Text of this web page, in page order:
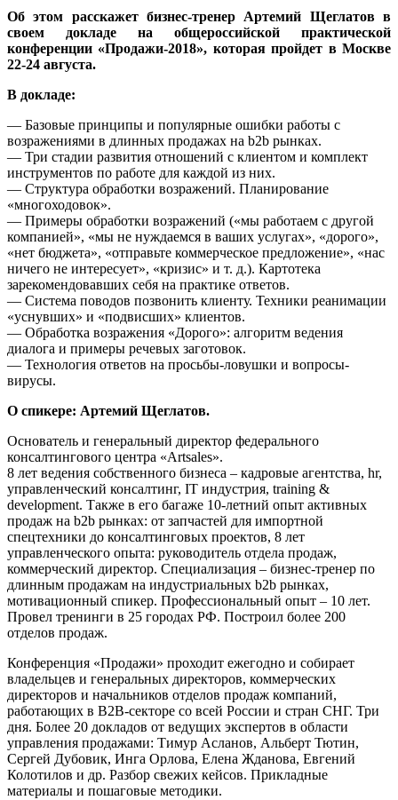
Об этом расскажет бизнес-тренер Артемий Щеглатов в
своем докладе на общероссийской практической
конференции «Продажи-2018», которая пройдет в Москве
22-24 августа.
В докладе:
— Базовые принципы и популярные ошибки работы с
возражениями в длинных продажах на b2b рынках.
— Три стадии развития отношений с клиентом и комплект
инструментов по работе для каждой из них.
— Структура обработки возражений. Планирование
«многоходовок».
— Примеры обработки возражений («мы работаем с другой
компанией», «мы не нуждаемся в ваших услугах», «дорого»,
«нет бюджета», «отправьте коммерческое предложение», «нас
ничего не интересует», «кризис» и т. д.). Картотека
зарекомендовавших себя на практике ответов.
— Система поводов позвонить клиенту. Техники реанимации
«уснувших» и «подвисших» клиентов.
— Обработка возражения «Дорого»: алгоритм ведения
диалога и примеры речевых заготовок.
— Технология ответов на просьбы-ловушки и вопросы-
вирусы.
О спикере: Артемий Щеглатов.
Основатель и генеральный директор федерального
консалтингового центра «Artsales».
8 лет ведения собственного бизнеса – кадровые агентства, hr,
управленческий консалтинг, IT индустрия, training &
development. Также в его багаже 10-летний опыт активных
продаж на b2b рынках: от запчастей для импортной
спецтехники до консалтинговых проектов, 8 лет
управленческого опыта: руководитель отдела продаж,
коммерческий директор. Специализация – бизнес-тренер по
длинным продажам на индустриальных b2b рынках,
мотивационный спикер. Профессиональный опыт – 10 лет.
Провел тренинги в 25 городах РФ. Построил более 200
отделов продаж.
Конференция «Продажи» проходит ежегодно и собирает
владельцев и генеральных директоров, коммерческих
директоров и начальников отделов продаж компаний,
работающих в В2В-секторе со всей России и стран СНГ. Три
дня. Более 20 докладов от ведущих экспертов в области
управления продажами: Тимур Асланов, Альберт Тютин,
Сергей Дубовик, Инга Орлова, Елена Жданова, Евгений
Колотилов и др. Разбор свежих кейсов. Прикладные
материалы и пошаговые методики.